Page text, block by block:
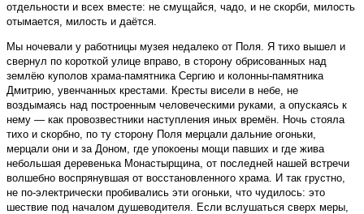
отдельности и всех вместе: не смущайся, чадо, и не скорби, милость
отымается, милость и даётся.
Мы ночевали у работницы музея недалеко от Поля. Я тихо вышел и
свернул по короткой улице вправо, в сторону обрисованных над
землёю куполов храма-памятника Сергию и колонны-памятника
Дмитрию, увенчанных крестами. Кресты висели в небе, не
воздымаясь над построенным человеческими руками, а опускаясь к
нему — как провозвестники наступления иных времён. Ночь стояла
тихо и скорбно, по ту сторону Поля мерцали дальние огоньки,
мерцали они и за Доном, где упокоены мощи павших и где жива
небольшая деревенька Монастырщина, от последней нашей встречи
волшебно воспрянувшая от восстановленного храма. И так грустно,
не по-электрически пробивались эти огоньки, что чудилось: это
шествие под началом душеводителя. Если вслушаться сверх меры,